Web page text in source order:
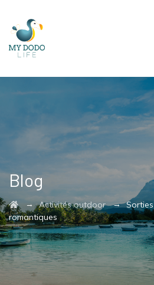
Blog
→Activités outdoor→
romantiques